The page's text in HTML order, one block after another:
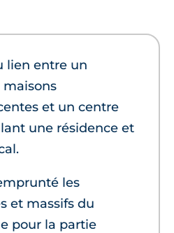
lien entre un
et un centre
une résidence et
les
et massifs du
pour la partie